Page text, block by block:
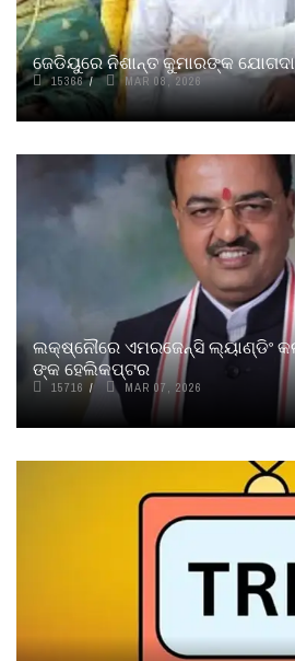
ଜେଡିୟୁରେ ନିଶାନ୍ତ କୁମାରଙ୍କ
15366 MAR 08, 2026
ଲକ୍ଷ୍ନୌରେ ଏମରଜେନ୍ସି ଲ୍ୟାଣ୍ଡିଂ
ଙ୍କ ହେଲିକପ୍ଟର
15716 MAR 07, 2026